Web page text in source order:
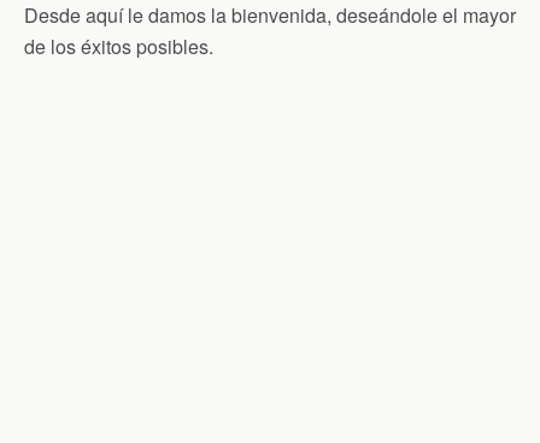
Desde aquí le damos la bienvenida, deseándole el mayor
de los éxitos posibles.